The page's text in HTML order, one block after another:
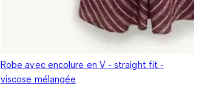
Robe avec encolure en V - straight fit -
viscose mélangée